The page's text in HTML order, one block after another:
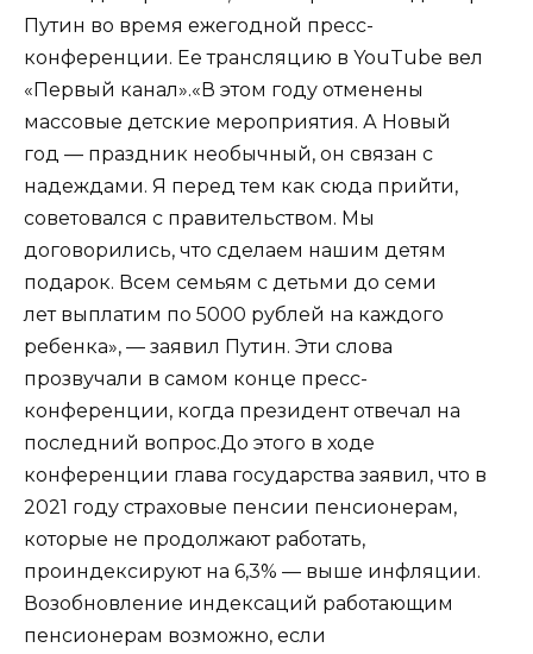
Путин во время ежегодной пресс-
конференции. Ее трансляцию в YouTube вел
«Первый канал».«В этом году отменены
массовые детские мероприятия. А Новый
год — праздник необычный, он связан с
надеждами. Я перед тем как сюда прийти,
советовался с правительством. Мы
договорились, что сделаем нашим детям
подарок. Всем семьям с детьми до семи
лет выплатим по 5000 рублей на каждого
ребенка», — заявил Путин. Эти слова
прозвучали в самом конце пресс-
конференции, когда президент отвечал на
последний вопрос.До этого в ходе
конференции глава государства заявил, что в
2021 году страховые пенсии пенсионерам,
которые не продолжают работать,
проиндексируют на 6,3% — выше инфляции.
Возобновление индексаций работающим
пенсионерам возможно, если